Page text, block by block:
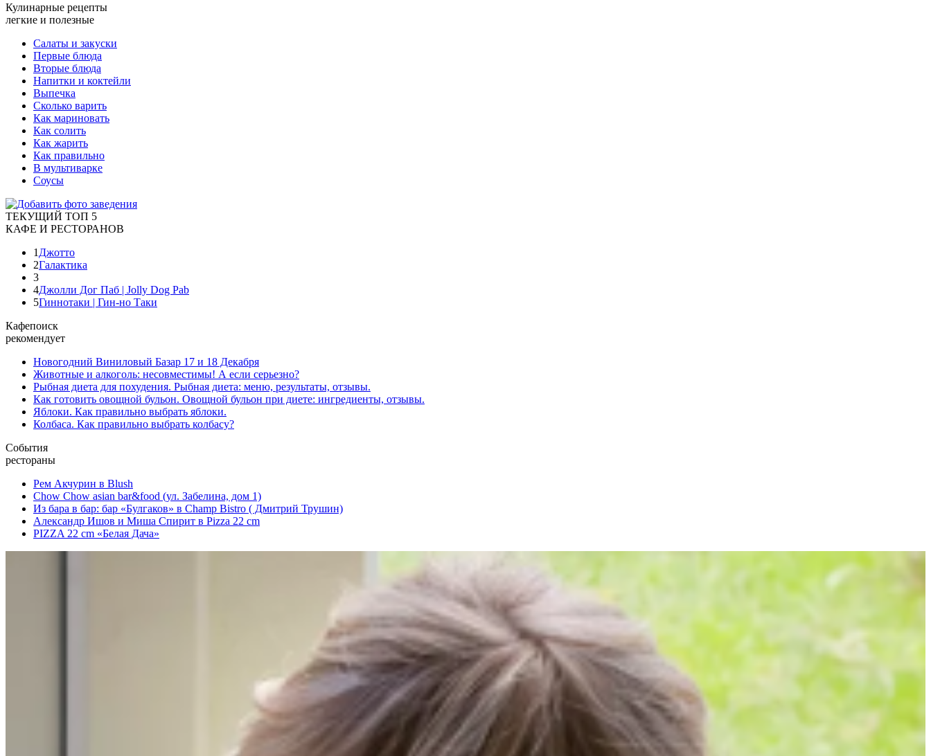
Кулинарные рецепты
легкие и полезные
Салаты и закуски
Первые блюда
Вторые блюда
Напитки и коктейли
Выпечка
Сколько варить
Как мариновать
Как солить
Как жарить
Как правильно
В мультиварке
Соусы
ТЕКУЩИЙ ТОП 5
КАФЕ И РЕСТОРАНОВ
1 Джотто
2Галактика
3
4Джолли Дог Паб | Jolly Dog Pab
5Гиннотаки | Гин-но Таки
Кафепоиск
рекомендует
Новогодний Виниловый Базар 17 и 18 Декабря
Животные и алкоголь: несовместимы! А если серьезно?
Рыбная диета для похудения. Рыбная диета: меню, результаты, отзывы.
Как готовить овощной бульон. Овощной бульон при диете: ингредиенты, отзывы.
Яблоки. Как правильно выбрать яблоки.
Колбаса. Как правильно выбрать колбасу?
События
рестораны
Рем Акчурин в Blush
Chow Chow asian bar&food (ул. Забелина, дом 1)
Из бара в бар: бар «Булгаков» в Champ Bistro ( Дмитрий Трушин)
Александр Ишов и Миша Спирит в Pizza 22 cm
PIZZA 22 cm «Белая Дача»